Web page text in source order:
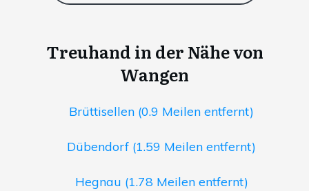
Treuhand in der Nähe von
Wangen
Brüttisellen (0.9 Meilen entfernt)
Dübendorf (1.59 Meilen entfernt)
Hegnau (1.78 Meilen entfernt)